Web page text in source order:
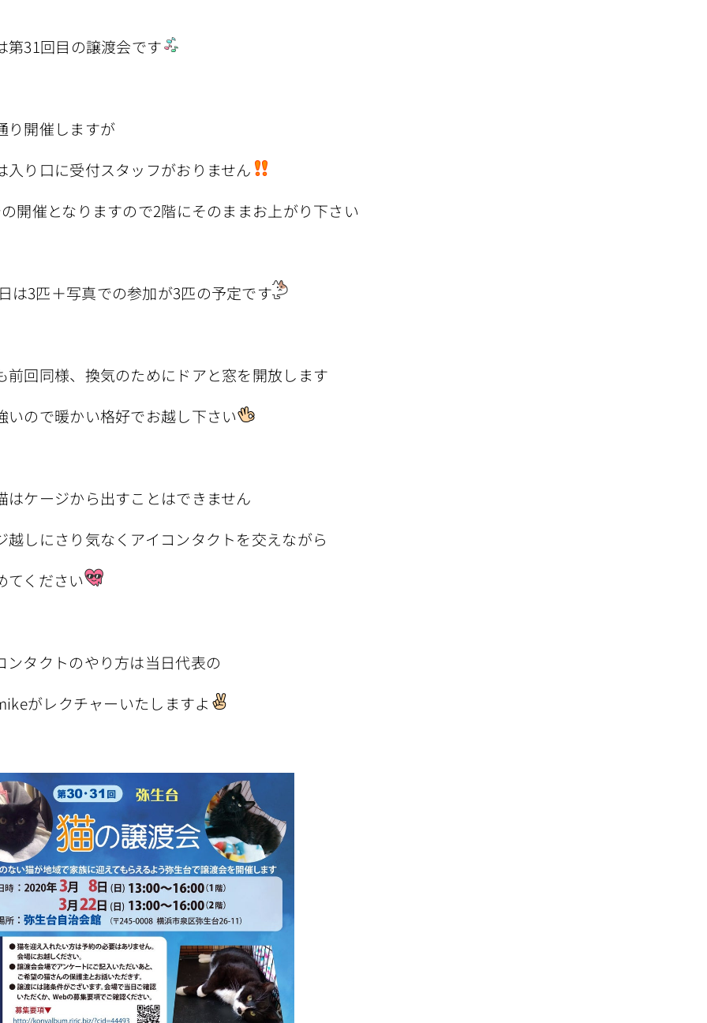
第31回目の譲渡会です
り開催しますが
入り口に受付スタッフがおりません
開催となりますので2階にそのままお上がり下さい
は3匹＋写真での参加が3匹の予定です
前回同様、換気のためにドアと窓を開放します
いので暖かい格好でお越し下さい
はケージから出すことはできません
越しにさり気なくアイコンタクトを交えながら
てください
ンタクトのやり方は当日代表の
がレクチャーいたしますよ